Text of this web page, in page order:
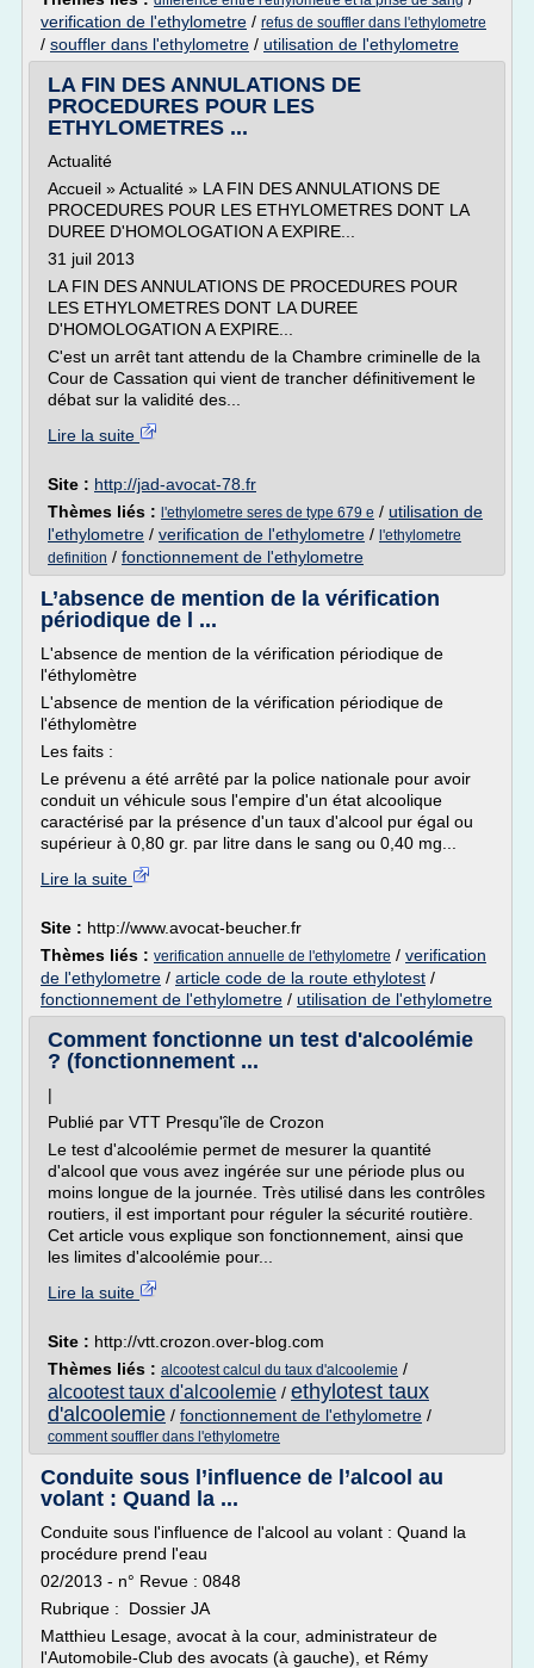
verification de l'ethylometre / refus de souffler dans l'ethylometre
/ souffler dans l'ethylometre / utilisation de l'ethylometre
LA FIN DES ANNULATIONS DE
PROCEDURES POUR LES
ETHYLOMETRES ...
Actualité
Accueil » Actualité » LA FIN DES ANNULATIONS DE
PROCEDURES POUR LES ETHYLOMETRES DONT LA
DUREE D'HOMOLOGATION A EXPIRE...
31 juil 2013
LA FIN DES ANNULATIONS DE PROCEDURES POUR
LES ETHYLOMETRES DONT LA DUREE
D'HOMOLOGATION A EXPIRE...
C'est un arrêt tant attendu de la Chambre criminelle de la
Cour de Cassation qui vient de trancher définitivement le
débat sur la validité des...
Lire la suite
Site : http://jad-avocat-78.fr
Thèmes liés : l'ethylometre seres de type 679 e / utilisation de
l'ethylometre / verification de l'ethylometre / l'ethylometre
definition / fonctionnement de l'ethylometre
L’absence de mention de la vérification
périodique de l ...
L'absence de mention de la vérification périodique de
l'éthylomètre
L'absence de mention de la vérification périodique de
l'éthylomètre
Les faits :
Le prévenu a été arrêté par la police nationale pour avoir
conduit un véhicule sous l'empire d'un état alcoolique
caractérisé par la présence d'un taux d'alcool pur égal ou
supérieur à 0,80 gr. par litre dans le sang ou 0,40 mg...
Lire la suite
Site : http://www.avocat-beucher.fr
Thèmes liés : verification annuelle de l'ethylometre / verification
de l'ethylometre / article code de la route ethylotest /
fonctionnement de l'ethylometre / utilisation de l'ethylometre
Comment fonctionne un test d'alcoolémie
? (fonctionnement ...
|
Publié par VTT Presqu'île de Crozon
Le test d'alcoolémie permet de mesurer la quantité
d'alcool que vous avez ingérée sur une période plus ou
moins longue de la journée. Très utilisé dans les contrôles
routiers, il est important pour réguler la sécurité routière.
Cet article vous explique son fonctionnement, ainsi que
les limites d'alcoolémie pour...
Lire la suite
Site : http://vtt.crozon.over-blog.com
Thèmes liés : alcootest calcul du taux d'alcoolemie /
alcootest taux d'alcoolemie / ethylotest taux
d'alcoolemie / fonctionnement de l'ethylometre /
comment souffler dans l'ethylometre
Conduite sous l’influence de l’alcool au
volant : Quand la ...
Conduite sous l'influence de l'alcool au volant : Quand la
procédure prend l'eau
02/2013 - n° Revue : 0848
Rubrique : Dossier JA
Matthieu Lesage, avocat à la cour, administrateur de
l'Automobile-Club des avocats (à gauche), et Rémy